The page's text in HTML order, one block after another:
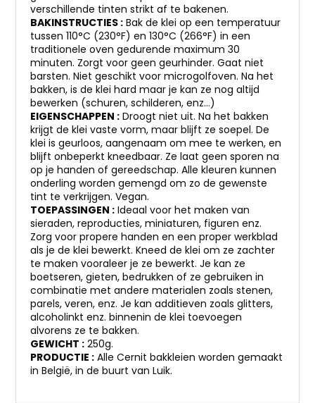
verschillende tinten strikt af te bakenen.
BAKINSTRUCTIES : Bak de klei op een temperatuur
tussen 110°C (230°F) en 130°C (266°F) in een
traditionele oven gedurende maximum 30
minuten. Zorgt voor geen geurhinder. Gaat niet
barsten. Niet geschikt voor microgolfoven. Na het
bakken, is de klei hard maar je kan ze nog altijd
bewerken (schuren, schilderen, enz…)
EIGENSCHAPPEN : Droogt niet uit. Na het bakken
krijgt de klei vaste vorm, maar blijft ze soepel. De
klei is geurloos, aangenaam om mee te werken, en
blijft onbeperkt kneedbaar. Ze laat geen sporen na
op je handen of gereedschap. Alle kleuren kunnen
onderling worden gemengd om zo de gewenste
tint te verkrijgen. Vegan.
TOEPASSINGEN : Ideaal voor het maken van
sieraden, reproducties, miniaturen, figuren enz.
Zorg voor propere handen en een proper werkblad
als je de klei bewerkt. Kneed de klei om ze zachter
te maken vooraleer je ze bewerkt. Je kan ze
boetseren, gieten, bedrukken of ze gebruiken in
combinatie met andere materialen zoals stenen,
parels, veren, enz. Je kan additieven zoals glitters,
alcoholinkt enz. binnenin de klei toevoegen
alvorens ze te bakken.
GEWICHT : 250g.
PRODUCTIE : Alle Cernit bakkleien worden gemaakt
in België, in de buurt van Luik.